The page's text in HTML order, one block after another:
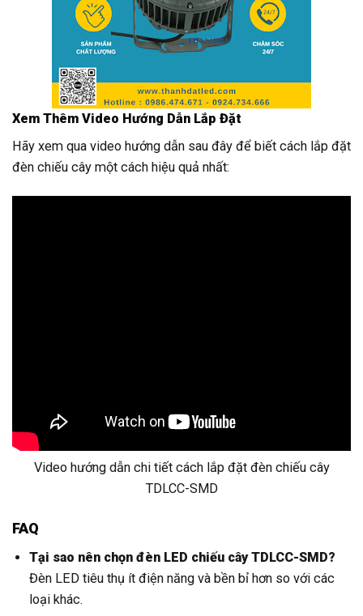
Xem Thêm Video Hướng Dẫn Lắp Đặt
Hãy xem qua video hướng dẫn sau đây để biết cách lắp đặt
đèn chiếu cây một cách hiệu quả nhất:
Video hướng dẫn chi tiết cách lắp đặt đèn chiếu cây
TDLCC-SMD
FAQ
Tại sao nên chọn đèn LED chiếu cây TDLCC-SMD?
Đèn LED tiêu thụ ít điện năng và bền bỉ hơn so với các
loại khác.